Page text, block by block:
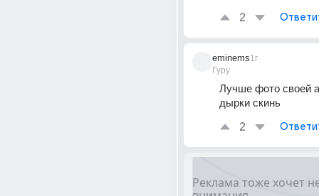
2
eminems
Гуру
1г
Лучше фото своей
дырки скинь
2